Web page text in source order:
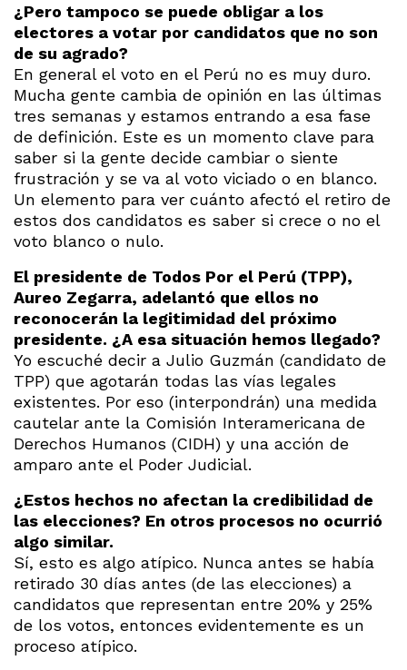
¿Pero tampoco se puede obligar a los
electores a votar por candidatos que no son
de su agrado?
En general el voto en el Perú no es muy duro.
Mucha gente cambia de opinión en las últimas
tres semanas y estamos entrando a esa fase
de definición. Este es un momento clave para
saber si la gente decide cambiar o siente
frustración y se va al voto viciado o en blanco.
Un elemento para ver cuánto afectó el retiro de
estos dos candidatos es saber si crece o no el
voto blanco o nulo.
El presidente de Todos Por el Perú (TPP),
Aureo Zegarra, adelantó que ellos no
reconocerán la legitimidad del próximo
presidente. ¿A esa situación hemos llegado?
Yo escuché decir a Julio Guzmán (candidato de
TPP) que agotarán todas las vías legales
existentes. Por eso (interpondrán) una medida
cautelar ante la Comisión Interamericana de
Derechos Humanos (CIDH) y una acción de
amparo ante el Poder Judicial.
¿Estos hechos no afectan la credibilidad de
las elecciones? En otros procesos no ocurrió
algo similar.
Sí, esto es algo atípico. Nunca antes se había
retirado 30 días antes (de las elecciones) a
candidatos que representan entre 20% y 25%
de los votos, entonces evidentemente es un
proceso atípico.